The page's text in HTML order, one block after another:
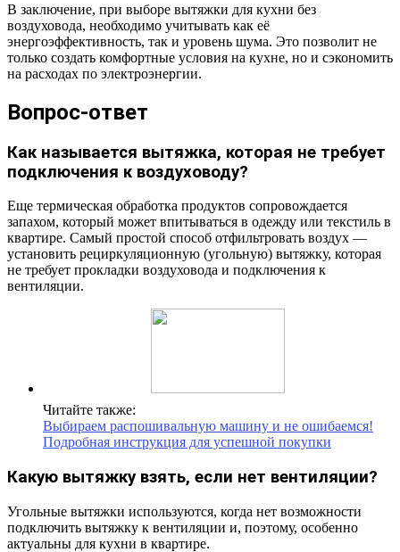
В заключение, при выборе вытяжки для кухни без
воздуховода, необходимо учитывать как её
энергоэффективность, так и уровень шума. Это позволит не
только создать комфортные условия на кухне, но и сэкономить
на расходах по электроэнергии.
Вопрос-ответ
Как называется вытяжка, которая не требует
подключения к воздуховоду?
Еще термическая обработка продуктов сопровождается
запахом, который может впитываться в одежду или текстиль в
квартире. Самый простой способ отфильтровать воздух —
установить рециркуляционную (угольную) вытяжку, которая
не требует прокладки воздуховода и подключения к
вентиляции.
Читайте также:
Выбираем распошивальную машину и не ошибаемся!
Подробная инструкция для успешной покупки
Какую вытяжку взять, если нет вентиляции?
Угольные вытяжки используются, когда нет возможности
подключить вытяжку к вентиляции и, поэтому, особенно
актуальны для кухни в квартире.